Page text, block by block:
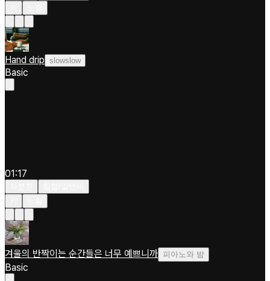
Hand drip slowslow
Basic
01:17
겨울의 반짝이는 순간들은 너무 예쁘니까 피아노와 밤
Basic